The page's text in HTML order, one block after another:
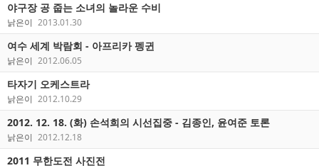
야구장 공 줍는 소녀의 놀라운 수비
낡은이 2013.01.30
여수 세계 박람회 - 아프리카 펭귄
낡은이 2012.06.05
타자기 오케스트라
낡은이 2012.10.29
2012. 12. 18. (화) 손석희의 시선집중 - 김종인, 윤여준 토론
낡은이 2012.12.18
2011 무한도전 사진전